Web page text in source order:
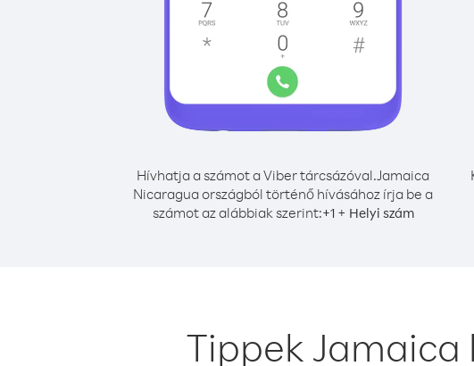
Hívhatja a számot a Viber tárcsázóval.Jamaica
Nicaragua országból történő hívásához írja be a
számot az alábbiak szerint:+1+ Helyi szám
Tippek